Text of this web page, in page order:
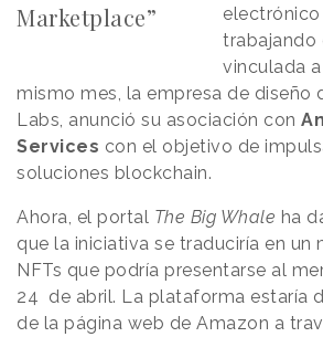
Marketplace”
trabajando
vinculada a
mismo mes, la empresa de diseño
Labs, anunció su asociación con
Services con el objetivo de
soluciones blockchain.
Ahora, el portal The Big Whale ha
que la iniciativa se traduciría en un
NFTs que podría presentarse al
24 de abril. La plataforma estaría
de la página web de Amazon a